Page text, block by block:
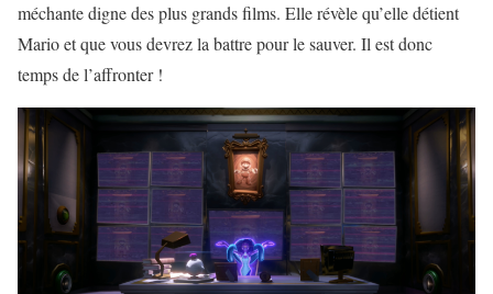
méchante digne des plus grands films. Elle révèle qu’elle détient
Mario et que vous devrez la battre pour le sauver. Il est donc
temps de l’affronter !